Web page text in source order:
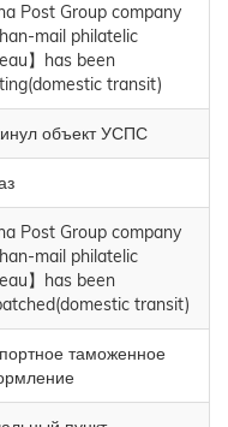
Post Group company
mail philatelic
】has been
transit)
объект УСПС
Post Group company
mail philatelic
】has been
transit)
таможенное